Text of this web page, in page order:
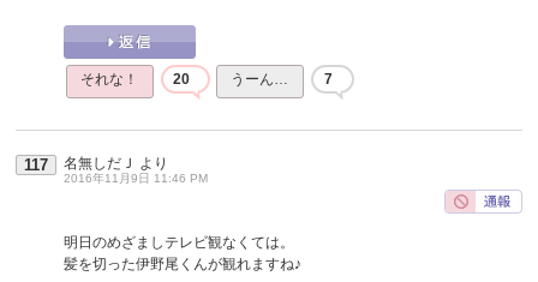
それな！ 20 うーん… 7
117 名無しだＪ より
2016年11月9日 11:46 PM
明日のめざましテレビ観なくては。
髪を切った伊野尾くんが観れますね♪